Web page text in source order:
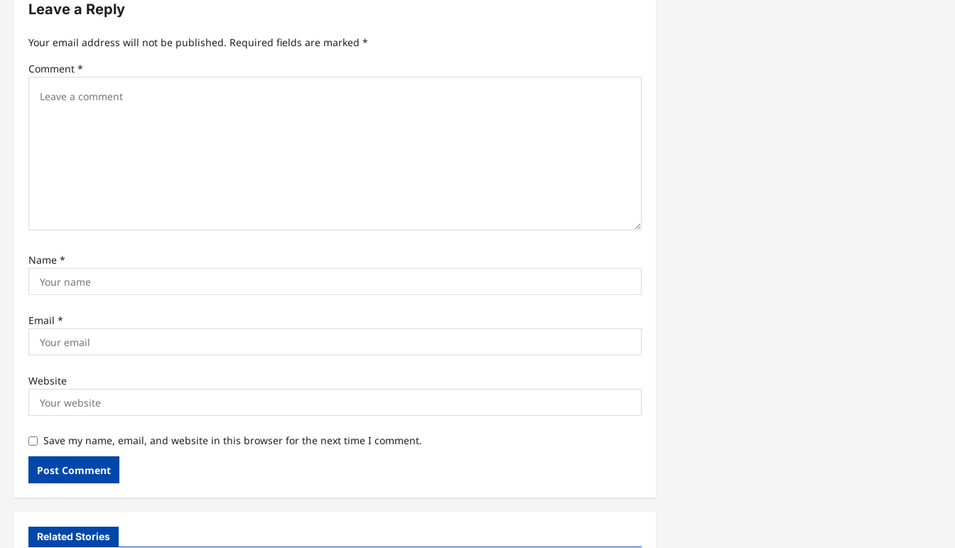
a
v
i
Leave a Reply
Your email address will not be published. Required fields are marked *
Comment *
Name *
Email *
Website
Save my name, email, and website in this browser for the next time I comment.
Related Stories